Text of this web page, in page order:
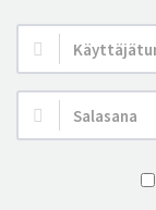
Käyttäjätunnus:
Salasana: